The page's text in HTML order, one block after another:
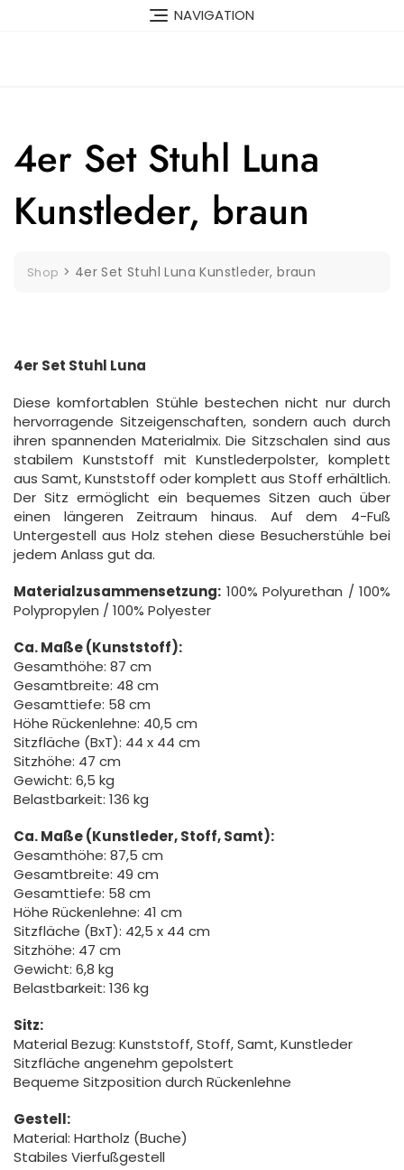
NAVIGATION
4er Set Stuhl Luna
Kunstleder, braun
Shop > 4er Set Stuhl Luna Kunstleder, braun
4er Set Stuhl Luna
Diese komfortablen Stühle bestechen nicht nur durch
hervorragende Sitzeigenschaften, sondern auch durch
ihren spannenden Materialmix. Die Sitzschalen sind aus
stabilem Kunststoff mit Kunstlederpolster, komplett
aus Samt, Kunststoff oder komplett aus Stoff erhältlich.
Der Sitz ermöglicht ein bequemes Sitzen auch über
einen längeren Zeitraum hinaus. Auf dem 4-Fuß
Untergestell aus Holz stehen diese Besucherstühle bei
jedem Anlass gut da.
Materialzusammensetzung: 100% Polyurethan / 100%
Polypropylen / 100% Polyester
Ca. Maße (Kunststoff):
Gesamthöhe: 87 cm
Gesamtbreite: 48 cm
Gesamttiefe: 58 cm
Höhe Rückenlehne: 40,5 cm
Sitzfläche (BxT): 44 x 44 cm
Sitzhöhe: 47 cm
Gewicht: 6,5 kg
Belastbarkeit: 136 kg
Ca. Maße (Kunstleder, Stoff, Samt):
Gesamthöhe: 87,5 cm
Gesamtbreite: 49 cm
Gesamttiefe: 58 cm
Höhe Rückenlehne: 41 cm
Sitzfläche (BxT): 42,5 x 44 cm
Sitzhöhe: 47 cm
Gewicht: 6,8 kg
Belastbarkeit: 136 kg
Sitz:
Material Bezug: Kunststoff, Stoff, Samt, Kunstleder
Sitzfläche angenehm gepolstert
Bequeme Sitzposition durch Rückenlehne
Gestell:
Material: Hartholz (Buche)
Stabiles Vierfußgestell